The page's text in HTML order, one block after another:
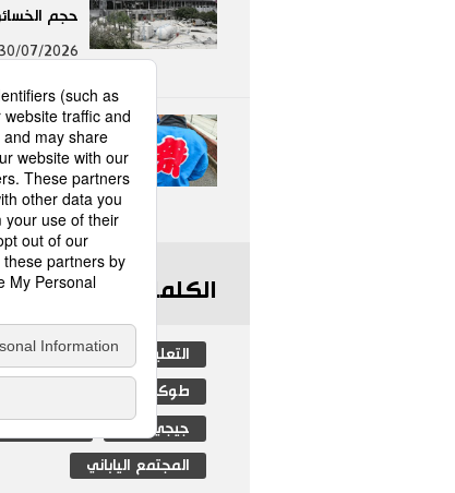
حجم
30/07/2026
”هابي“..
تضفي روحًا
المهرجانات
08/2026
الكلمات الأكثر بحثا
التعليم الياباني مجتمع
طوكيو
جيجي برس
المجتمع الياباني